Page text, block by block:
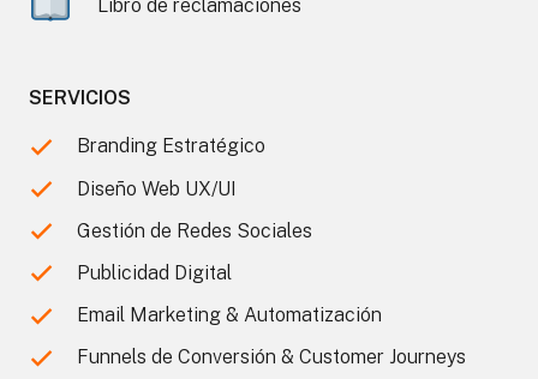
Libro de reclamaciones
SERVICIOS
Branding Estratégico
Diseño Web UX/UI
Gestión de Redes Sociales
Publicidad Digital
Email Marketing & Automatización
Funnels de Conversión & Customer Journeys